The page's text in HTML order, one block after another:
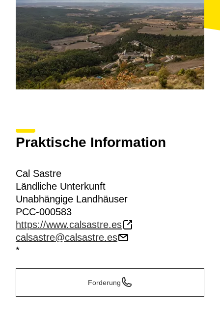
Praktische Information
Cal Sastre
Ländliche Unterkunft
Unabhängige Landhäuser
PCC-000583
https://www.calsastre.es
calsastre@calsastre.es
*
Forderung